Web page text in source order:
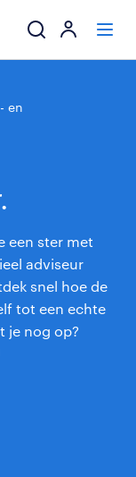
een
carrière
randstad
en
een ster met
adviseur
snel hoe de
tot een echte
je nog op?